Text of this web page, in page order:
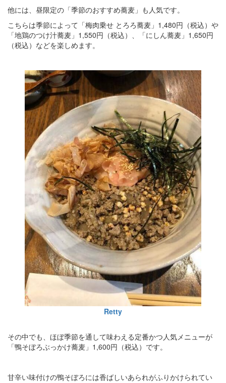
他には、昼限定の「季節のおすすめ蕎麦」も人気です。
こちらは季節によって「梅肉乗せ とろろ蕎麦」1,480円（税込）や
「地鶏のつけ汁蕎麦」1,550円（税込）、「にしん蕎麦」1,650円
（税込）などを楽しめます。
Retty
その中でも、ほぼ季節を通して味わえる定番かつ人気メニューが
「鴨そぼろぶっかけ蕎麦」1,600円（税込）です。
甘辛い味付けの鴨そぼろには香ばしいあられがふりかけられてい